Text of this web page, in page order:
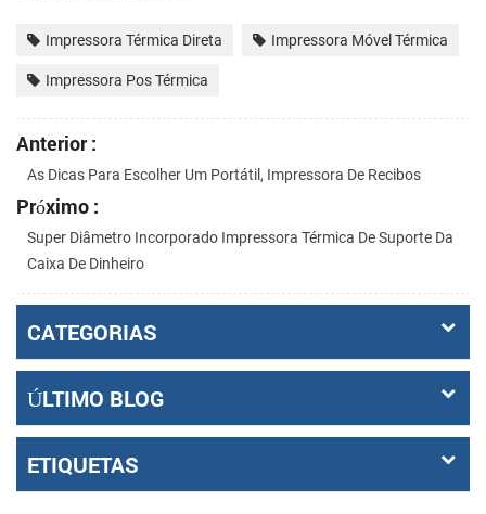
Impressora Térmica Direta Impressora Móvel Térmica
Impressora Pos Térmica
Anterior :
As Dicas Para Escolher Um Portátil, Impressora De Recibos
Próximo :
Super Diâmetro Incorporado Impressora Térmica De Suporte Da
Caixa De Dinheiro
CATEGORIAS
ÚLTIMO BLOG
ETIQUETAS